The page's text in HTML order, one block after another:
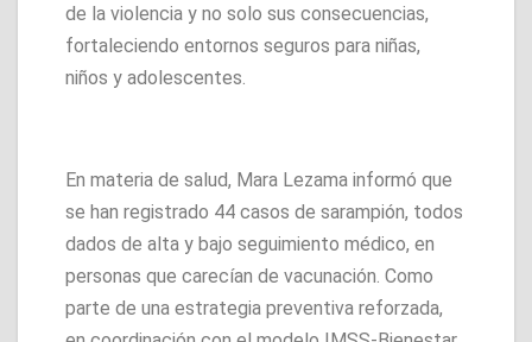
de la violencia y no solo sus consecuencias,
fortaleciendo entornos seguros para niñas,
niños y adolescentes.
En materia de salud, Mara Lezama informó que
se han registrado 44 casos de sarampión, todos
dados de alta y bajo seguimiento médico, en
personas que carecían de vacunación. Como
parte de una estrategia preventiva reforzada,